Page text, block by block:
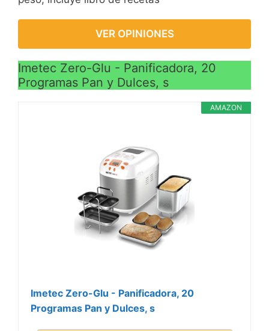
VER OPINIONES
Imetec Zero-Glu - Panificadora, 20
Programas Pan y Dulces, s
AMAZON
Imetec Zero-Glu - Panificadora, 20
Programas Pan y Dulces, s